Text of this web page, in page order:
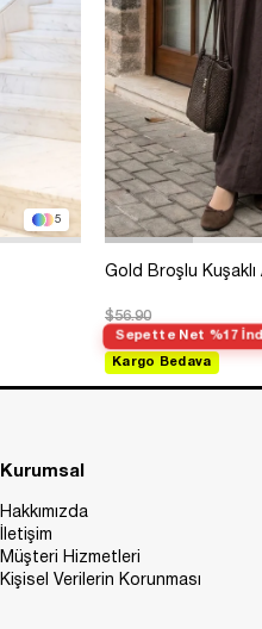
5
Gold Broşlu Kuşaklı
$56.90
Sepette Net %17
Kargo Bedava
Kurumsal
Hakkımızda
İletişim
Müşteri Hizmetleri
Kişisel Verilerin Korunması